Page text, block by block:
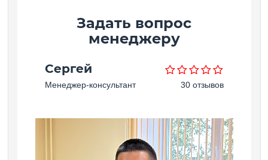
Задать вопрос
менеджеру
Сергей
Менеджер-консультант 30 отзывов